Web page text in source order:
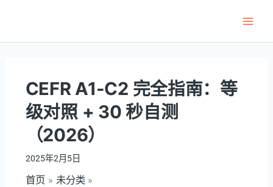
内
CEFR A1-C2 完全指南：等
级对照 + 30 秒自测
（2026）
2025年2月5日
首页
未分类